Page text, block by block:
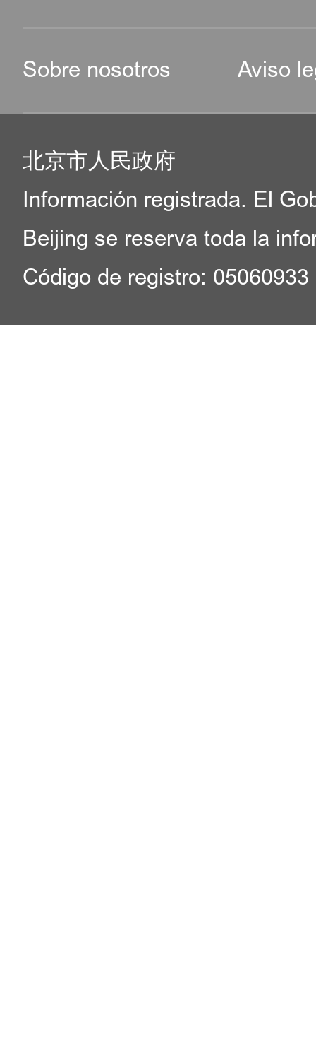
Sobre nosotros Aviso
北京市人民政府
Información registrada. El
Beijing se reserva toda la
Código de registro: 05060933